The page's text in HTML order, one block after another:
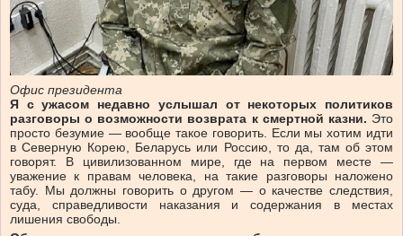
Офис президента
Я с ужасом недавно услышал от некоторых политиков
разговоры о возможности возврата к смертной казни. Это
просто безумие — вообще такое говорить. Если мы хотим идти
в Северную Корею, Беларусь или Россию, то да, там об этом
говорят. В цивилизованном мире, где на первом месте —
уважение к правам человека, на такие разговоры наложено
табу. Мы должны говорить о другом — о качестве следствия,
суда, справедливости наказания и содержания в местах
лишения свободы.